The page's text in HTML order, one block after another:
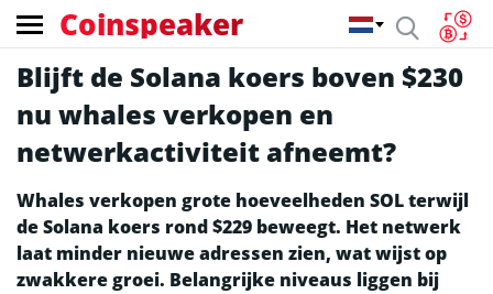
Coinspeaker
Blijft de Solana koers boven $230
nu whales verkopen en
netwerkactiviteit afneemt?
Whales verkopen grote hoeveelheden SOL terwijl
de Solana koers rond $229 beweegt. Het netwerk
laat minder nieuwe adressen zien, wat wijst op
zwakkere groei. Belangrijke niveaus liggen bij